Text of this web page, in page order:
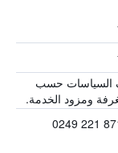
السياسات حسب
ومزود الخدمة.